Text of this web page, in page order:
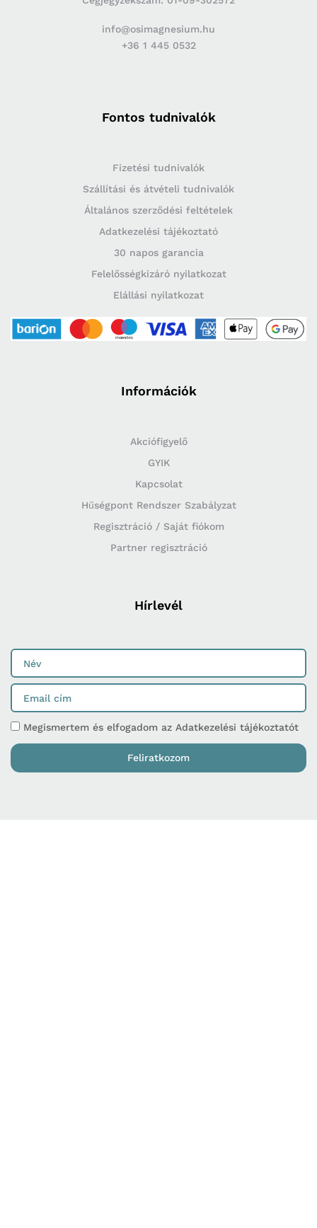
info@osimagnesium.hu
+36 1 445 0532
Fontos tudnivalók
Fizetési tudnivalók
Szállítási és átvételi tudnivalók
Általános szerződési feltételek
Adatkezelési tájékoztató
30 napos garancia
Felelősségkizáró nyilatkozat
Elállási nyilatkozat
Információk
Akciófigyelő
GYIK
Kapcsolat
Hűségpont Rendszer Szabályzat
Regisztráció / Saját fiókom
Partner regisztráció
Hírlevél
Megismertem és elfogadom az Adatkezelési tájékoztatót
Feliratkozom